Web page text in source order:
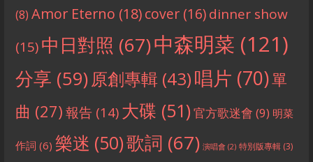
(8) Amor Eterno (18)cover (16)dinner show
(15)中日對照 (67)中森明菜 (121)
分享 (59)原創專輯 (43)唱片 (70)單
曲 (27) 報告 (14)大碟 (51) 官方歌迷會 (9) 明菜
作詞 (6) 樂迷 (50)歌詞 (67) 演唱會 (2) 特別版專輯 (3)